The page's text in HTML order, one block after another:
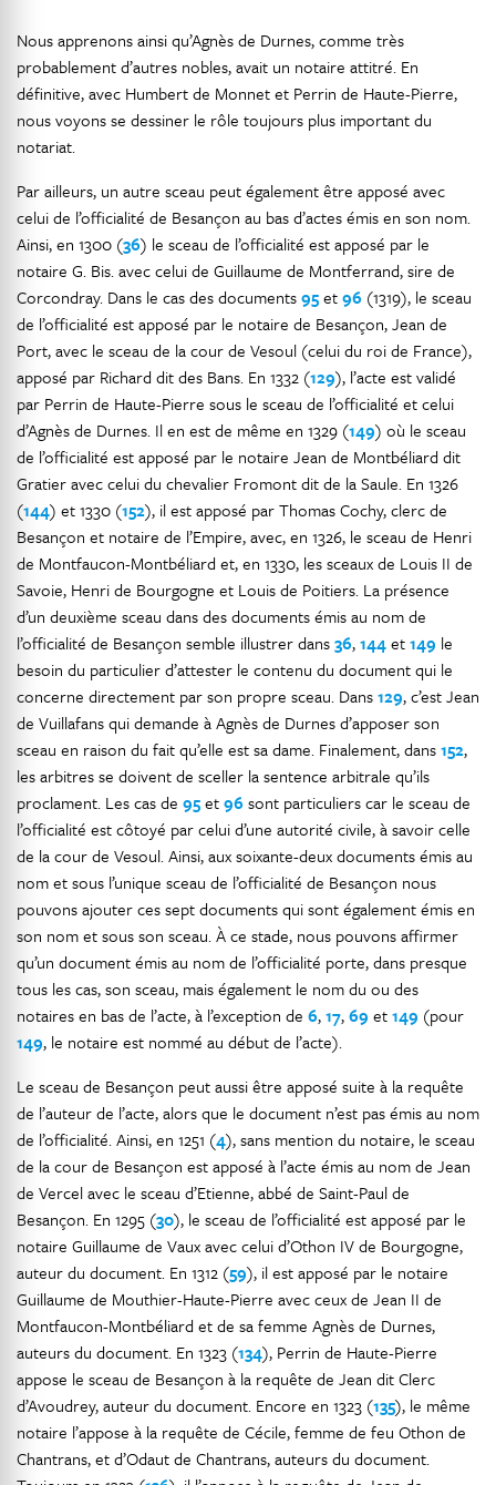
Nous apprenons ainsi qu’Agnès de Durnes, comme très
probablement d’autres nobles, avait un notaire attitré. En
définitive, avec Humbert de Monnet et Perrin de Haute-Pierre,
nous voyons se dessiner le rôle toujours plus important du
notariat.
Par ailleurs, un autre sceau peut également être apposé avec
celui de l’officialité de Besançon au bas d’actes émis en son nom.
Ainsi, en 1300 (36) le sceau de l’officialité est apposé par le
notaire G. Bis. avec celui de Guillaume de Montferrand, sire de
Corcondray. Dans le cas des documents95et96 (1319), le sceau
de l’officialité est apposé par le notaire de Besançon, Jean de
Port, avec le sceau de la cour de Vesoul (celui du roi de France),
apposé par Richard dit des Bans. En 1332 (129), l’acte est validé
par Perrin de Haute-Pierre sous le sceau de l’officialité et celui
d’Agnès de Durnes. Il en est de même en 1329 (149) où le sceau
de l’officialité est apposé par le notaire Jean de Montbéliard dit
Gratier avec celui du chevalier Fromont dit de la Saule. En 1326
(144) et 1330 (152), il est apposé par Thomas Cochy, clerc de
Besançon et notaire de l’Empire, avec, en 1326, le sceau de Henri
de Montfaucon-Montbéliard et, en 1330, les sceaux de Louis II de
Savoie, Henri de Bourgogne et Louis de Poitiers. La présence
d’un deuxième sceau dans des documents émis au nom de
l’officialité de Besançon semble illustrer dans36,144et149 le
besoin du particulier d’attester le contenu du document qui le
concerne directement par son propre sceau. Dans129, c’est Jean
de Vuillafans qui demande à Agnès de Durnes d’apposer son
sceau en raison du fait qu’elle est sa dame. Finalement, dans152,
les arbitres se doivent de sceller la sentence arbitrale qu’ils
proclament. Les cas de 95et96sont particuliers car le sceau de
l’officialité est côtoyé par celui d’une autorité civile, à savoir celle
de la cour de Vesoul. Ainsi, aux soixante-deux documents émis au
nom et sous l’unique sceau de l’officialité de Besançon nous
pouvons ajouter ces sept documents qui sont également émis en
son nom et sous son sceau. À ce stade, nous pouvons affirmer
qu’un document émis au nom de l’officialité porte, dans presque
tous les cas, son sceau, mais également le nom du ou des
notaires en bas de l’acte, à l’exception de 6,17,69 et149 (pour
149, le notaire est nommé au début de l’acte).
Le sceau de Besançon peut aussi être apposé suite à la requête
de l’auteur de l’acte, alors que le document n’est pas émis au nom
de l’officialité. Ainsi, en 1251 (4), sans mention du notaire, le sceau
de la cour de Besançon est apposé à l’acte émis au nom de Jean
de Vercel avec le sceau d’Etienne, abbé de Saint-Paul de
Besançon. En 1295 (30), le sceau de l’officialité est apposé par le
notaire Guillaume de Vaux avec celui d’Othon IV de Bourgogne,
auteur du document. En 1312 (59), il est apposé par le notaire
Guillaume de Mouthier-Haute-Pierre avec ceux de Jean II de
Montfaucon-Montbéliard et de sa femme Agnès de Durnes,
auteurs du document. En 1323 (134), Perrin de Haute-Pierre
appose le sceau de Besançon à la requête de Jean dit Clerc
d’Avoudrey, auteur du document. Encore en 1323 (135), le même
notaire l’appose à la requête de Cécile, femme de feu Othon de
Chantrans, et d’Odaut de Chantrans, auteurs du document.